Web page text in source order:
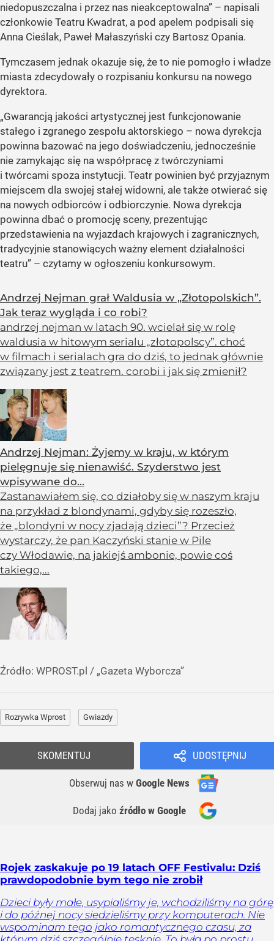
niedopuszczalna i przez nas nieakceptowalna” – napisali
członkowie Teatru Kwadrat, a pod apelem podpisali się
Anna Cieślak, Paweł Małaszyński czy Bartosz Opania.
Tymczasem jednak okazuje się, że to nie pomogło i władze
miasta zdecydowały o rozpisaniu konkursu na nowego
dyrektora.
„Gwarancją jakości artystycznej jest funkcjonowanie
stałego i zgranego zespołu aktorskiego – nowa dyrekcja
powinna bazować na jego doświadczeniu, jednocześnie
nie zamykając się na współpracę z twórczyniami
i twórcami spoza instytucji. Teatr powinien być przyjaznym
miejscem dla swojej stałej widowni, ale także otwierać się
na nowych odbiorców i odbiorczynie. Nowa dyrekcja
powinna dbać o promocję sceny, prezentując
przedstawienia na wyjazdach krajowych i zagranicznych,
tradycyjnie stanowiących ważny element działalności
teatru” – czytamy w ogłoszeniu konkursowym.
Andrzej Nejman grał Waldusia w „Złotopolskich”.
Jak teraz wygląda i co robi?
andrzej nejman w latach 90. wcielał się w rolę
waldusia w hitowym serialu „złotopolscy”. choć
w filmach i serialach gra do dziś, to jednak głównie
związany jest z teatrem. corobi i jak się zmienił?
Andrzej Nejman: Żyjemy w kraju, w którym
pielęgnuje się nienawiść. Szyderstwo jest
wpisywane do...
Zastanawiałem się, co działoby się w naszym kraju
na przykład z blondynami, gdyby się rozeszło,
że „blondyni w nocy zjadają dzieci”? Przecież
wystarczy, że pan Kaczyński stanie w Pile
czy Włodawie, na jakiejś ambonie, powie coś
takiego,...
Źródło: WPROST.pl / „Gazeta Wyborcza”
Rozrywka Wprost Gwiazdy
UDOSTĘPNIJ
Obserwuj nas w Google News
Dodaj jako źródło w Google
SKOMENTUJ
Rojek zaskakuje po 19 latach OFF Festivalu: Dziś
prawdopodobnie bym tego nie zrobił
Dzieci były małe, usypialiśmy je, wchodziliśmy na górę
i do późnej nocy siedzieliśmy przy komputerach. Nie
wspominam tego jako romantycznego czasu, za